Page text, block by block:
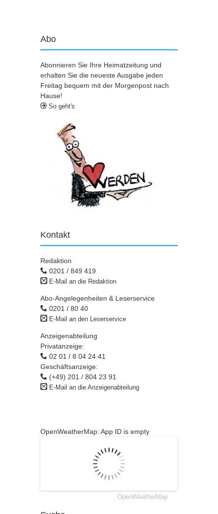
Abo
Abonnieren Sie Ihre Heimatzeitung und
erhalten Sie die neueste Ausgabe jeden
Freitag bequem mit der Morgenpost nach
Hause!
So geht's
Kontakt
Redaktion
0201 / 849 419
E-Mail an die Redaktion
Abo-Angelegenheiten & Leserservice
0201 / 80 40
E-Mail an den Leserservice
Anzeigenabteilung
Privatanzeige:
02 01 / 8 04 24 41
Geschäftsanzeige:
(+49) 201 / 804 23 91
E-Mail an die Anzeigenabteilung
OpenWeatherMap: App ID is empty
OpenWeatherMap